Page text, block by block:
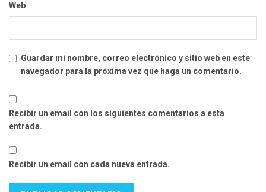
Web
Guardar mi nombre, correo electrónico y sitio web en este
navegador para la próxima vez que haga un comentario.
Recibir un email con los siguientes comentarios a esta
entrada.
Recibir un email con cada nueva entrada.